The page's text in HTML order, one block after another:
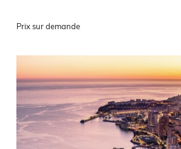
Prix sur demande